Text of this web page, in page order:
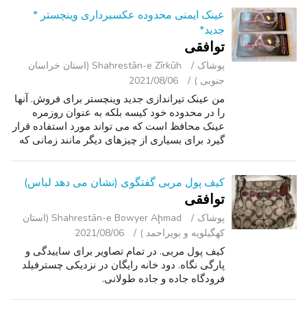
عینک ایمنی محدوده عکسبرداری وینچستر *
جدید*
توافقی
پوشاک
Shahrestān-e Zīrkūh (استان خراسان
جنوبی )
2021/08/06
من عینک تیراندازی جدید وینچستر برای فروش. آنها
را در محدوده خود کیسه بلکه به عنوان روزمره
عینک محافظ است که می تواند مورد استفاده قرار
گیرد برای بسیاری از چیزهای دیگر مانند زمانی که
کیف پول مربی گفتگوی (نشان می دهد لباس)
توافقی
پوشاک
Shahrestān-e Bowyer Aḩmad (استان
کهگیلویه و بویراحمد )
2021/08/06
کیف پول مربی. در تمام تصاویر برای ساییدگی و
پارگی نگاه. دود خانه رایگان در نزدیکی چسترفیلد
فرودگاه جاده و جاده طولانی.